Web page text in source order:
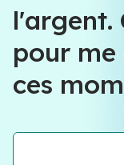
l'argent.
pour
ces